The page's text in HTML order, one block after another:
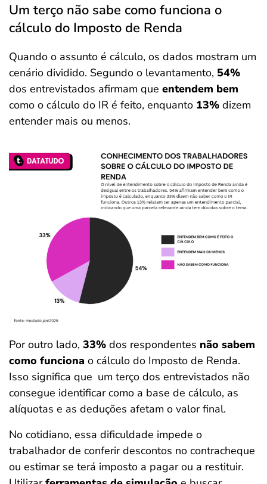
Um terço não sabe como funciona o
cálculo do Imposto de Renda
Quando o assunto é cálculo, os dados mostram um
cenário dividido. Segundo o levantamento, 54%
dos entrevistados afirmam que entendem bem
como o cálculo do IR é feito, enquanto 13% dizem
entender mais ou menos.
Por outro lado, 33% dos respondentes não sabem
como funciona o cálculo do Imposto de Renda.
Isso significa que um terço dos entrevistados não
consegue identificar como a base de cálculo, as
alíquotas e as deduções afetam o valor final.
No cotidiano, essa dificuldade impede o
trabalhador de conferir descontos no contracheque
ou estimar se terá imposto a pagar ou a restituir.